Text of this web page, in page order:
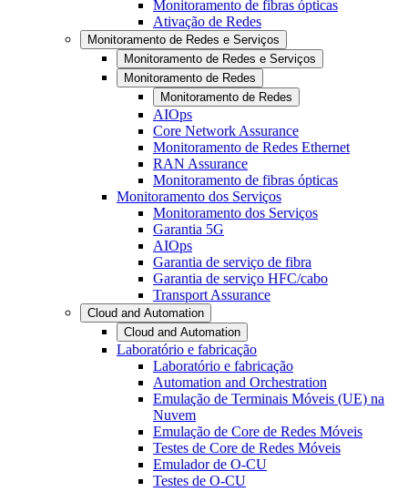
Monitoramento de fibras ópticas
Ativação de Redes
Monitoramento de Redes e Serviços
Monitoramento de Redes e Serviços
Monitoramento de Redes
Monitoramento de Redes
AIOps
Core Network Assurance
Monitoramento de Redes Ethernet
RAN Assurance
Monitoramento de fibras ópticas
Monitoramento dos Serviços
Monitoramento dos Serviços
Garantia 5G
AIOps
Garantia de serviço de fibra
Garantia de serviço HFC/cabo
Transport Assurance
Cloud and Automation
Cloud and Automation
Laboratório e fabricação
Laboratório e fabricação
Automation and Orchestration
Emulação de Terminais Móveis (UE) na
Nuvem
Emulação de Core de Redes Móveis
Testes de Core de Redes Móveis
Emulador de O-CU
Testes de O-CU